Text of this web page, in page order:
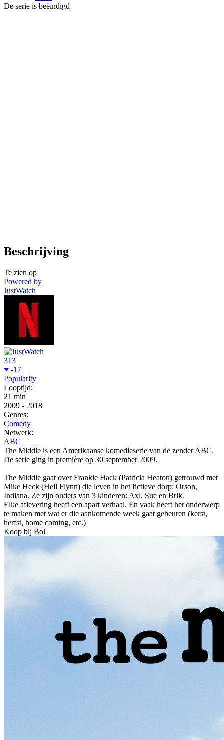
De serie is beëindigd
Beschrijving
Te zien op
Powered by
JustWatch
313
-17
Popularity
Looptijd:
21 min
2009 - 2018
Genres:
Comedy
Netwerk:
ABC
The Middle is een Amerikaanse komedieserie van de zender ABC.
De serie ging in première op 30 september 2009.
The Middle gaat over Frankie Hack (Patricia Heaton) getrouwd met
Mike Heck (Heil Flynn) die leven in het fictieve dorp: Orson,
Indiana. Ze zijn ouders van 3 kinderen: Axl, Sue en Brik.
Elke aflevering heeft een apart verhaal. En vaak heeft het onderwerp
te maken met wat er die aankomende week gaat gebeuren (kerst,
herfst, home coming, etc.)
Koop bij Bol